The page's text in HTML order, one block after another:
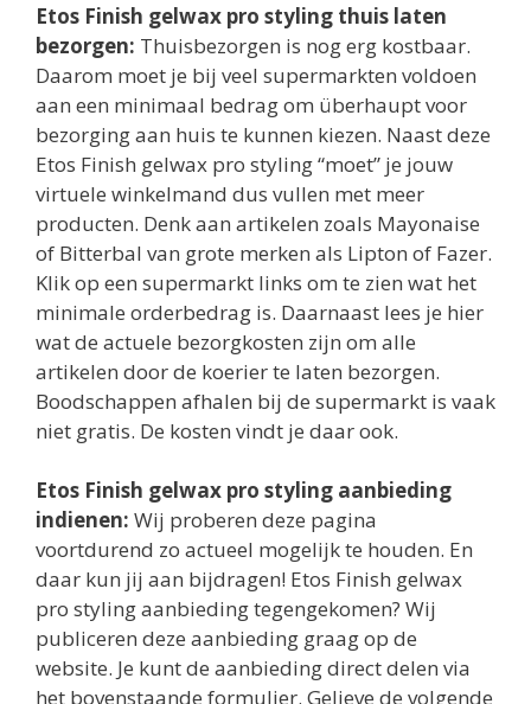
Etos Finish gelwax pro styling thuis laten
bezorgen: Thuisbezorgen is nog erg kostbaar.
Daarom moet je bij veel supermarkten voldoen
aan een minimaal bedrag om überhaupt voor
bezorging aan huis te kunnen kiezen. Naast deze
Etos Finish gelwax pro styling “moet” je jouw
virtuele winkelmand dus vullen met meer
producten. Denk aan artikelen zoals Mayonaise
of Bitterbal van grote merken als Lipton of Fazer.
Klik op een supermarkt links om te zien wat het
minimale orderbedrag is. Daarnaast lees je hier
wat de actuele bezorgkosten zijn om alle
artikelen door de koerier te laten bezorgen.
Boodschappen afhalen bij de supermarkt is vaak
niet gratis. De kosten vindt je daar ook.
Etos Finish gelwax pro styling aanbieding
indienen: Wij proberen deze pagina
voortdurend zo actueel mogelijk te houden. En
daar kun jij aan bijdragen! Etos Finish gelwax
pro styling aanbieding tegengekomen? Wij
publiceren deze aanbieding graag op de
website. Je kunt de aanbieding direct delen via
het bovenstaande formulier. Gelieve de volgende